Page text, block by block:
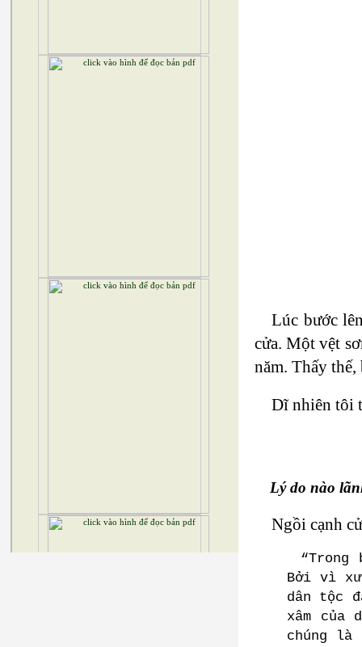
Lúc bước
cửa. Một vệt
năm. Thấy
Dĩ nhiên tôi
Lý do nào
Ngồi cạnh
Bởi vì
dân tộc
xâm của
chúng là